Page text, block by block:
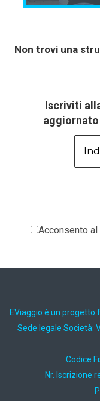
Non trovi una
Iscriviti
Acconsento
EViaggio è un progetto
Sede legale Società:
Codice
Nr. Iscrizione